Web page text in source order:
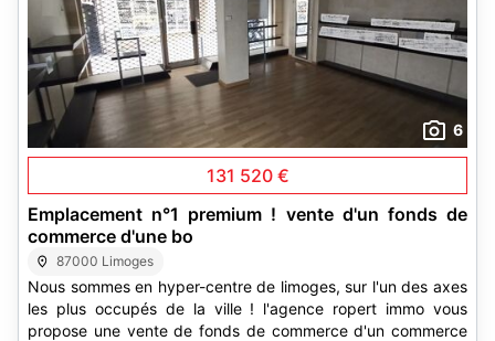
6
131 520 €
Emplacement n°1 premium ! vente d'un fonds de
commerce d'une bo
87000 Limoges
Nous sommes en hyper-centre de limoges, sur l'un des axes
les plus occupés de la ville ! l'agence ropert immo vous
propose une vente de fonds de commerce d'un commerce